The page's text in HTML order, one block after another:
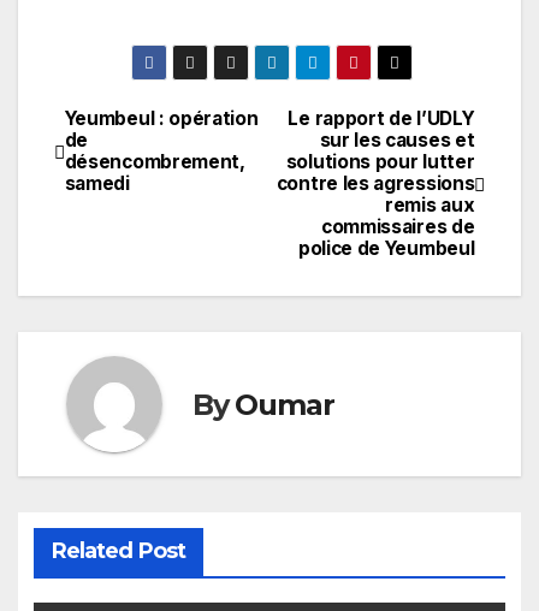
Navigation
de
Le rapport de l’UDLY
sur les causes et
solutions pour lutter
contre les agressions
remis aux
commissaires de
police de Yeumbeul
Yeumbeul : opération
de
désencombrement,
samedi
ByOumar
Related Post